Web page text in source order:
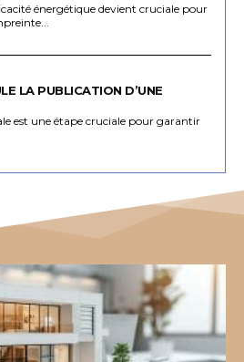
énergétique devient cruciale pour
LA PUBLICATION D’UNE
est une étape cruciale pour garantir